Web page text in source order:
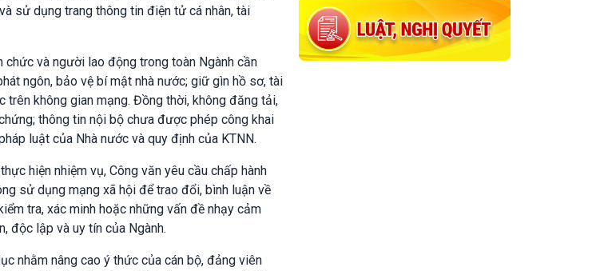
sử dụng trang thông tin điện tử cá nhân, tài
chức và người lao động trong toàn Ngành cần
ngôn, bảo vệ bí mật nhà nước; giữ gìn hồ sơ, tài
trên không gian mạng. Đồng thời, không đăng tải,
thông tin nội bộ chưa được phép công khai
luật của Nhà nước và quy định của KTNN.
hiện nhiệm vụ, Công văn yêu cầu chấp hành
sử dụng mạng xã hội để trao đổi, bình luận về
tra, xác minh hoặc những vấn đề nhạy cảm
độc lập và uy tín của Ngành.
nhằm nâng cao ý thức của cán bộ, đảng viên